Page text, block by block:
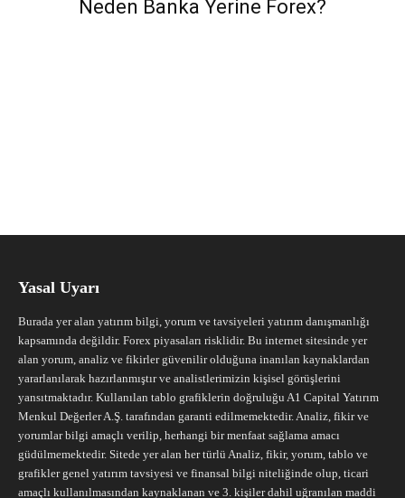
Neden Banka Yerine Forex?
Yasal Uyarı
Burada yer alan yatırım bilgi, yorum ve tavsiyeleri yatırım danışmanlığı
kapsamında değildir. Forex piyasaları risklidir. Bu internet sitesinde yer
alan yorum, analiz ve fikirler güvenilir olduğuna inanılan kaynaklardan
yararlanılarak hazırlanmıştır ve analistlerimizin kişisel görüşlerini
yansıtmaktadır. Kullanılan tablo grafiklerin doğruluğu A1 Capital Yatırım
Menkul Değerler A.Ş. tarafından garanti edilmemektedir. Analiz, fikir ve
yorumlar bilgi amaçlı verilip, herhangi bir menfaat sağlama amacı
güdülmemektedir. Sitede yer alan her türlü Analiz, fikir, yorum, tablo ve
grafikler genel yatırım tavsiyesi ve finansal bilgi niteliğinde olup, ticari
amaçlı kullanılmasından kaynaklanan ve 3. kişiler dahil uğranılan maddi